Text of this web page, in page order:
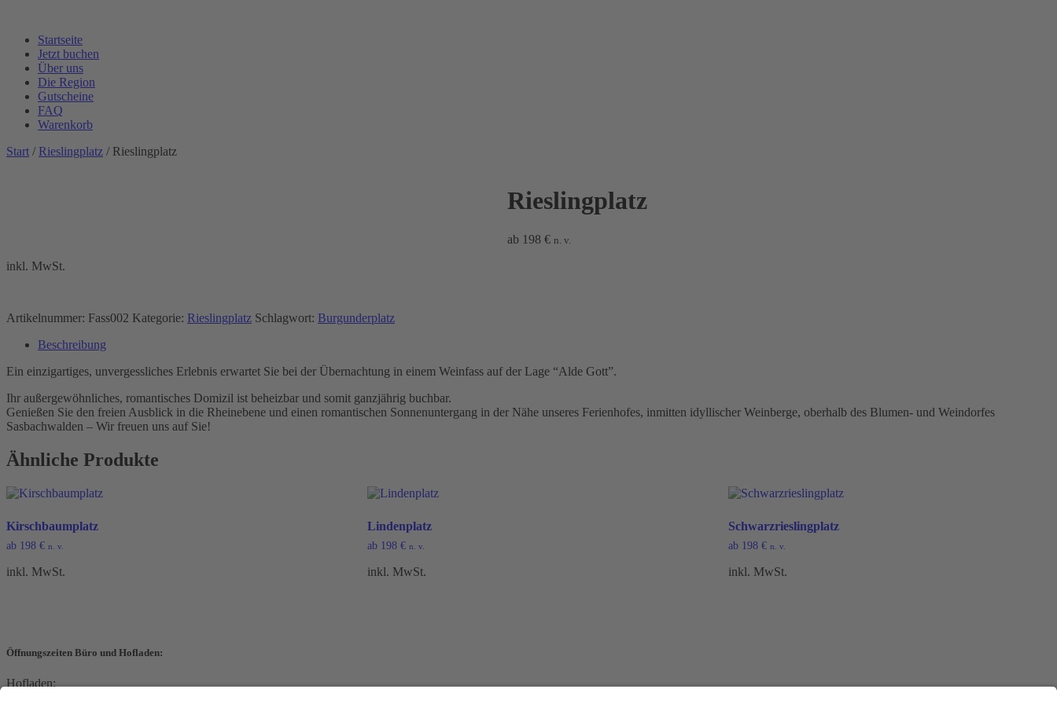
Startseite
Jetzt buchen
Über uns
Die Region
Gutscheine
FAQ
Warenkorb
Start / Rieslingplatz / Rieslingplatz
Rieslingplatz
ab 198€ n. v.
inkl. MwSt.
Artikelnummer: Fass002 Kategorie: Rieslingplatz Schlagwort: Burgunderplatz
Beschreibung
Ein einzigartiges, unvergessliches Erlebnis erwartet Sie bei der Übernachtung in einem Weinfass auf der Lage “Alde Gott”.
Ihr außergewöhnliches, romantisches Domizil ist beheizbar und somit ganzjährig buchbar.
Genießen Sie den freien Ausblick in die Rheinebene und einen romantischen Sonnenuntergang in der Nähe unseres Ferienhofes, inmitten idyllischer Weinberge, oberhalb des Blumen- und Weindorfes
Sasbachwalden – Wir freuen uns auf Sie!
Ähnliche Produkte
Kirschbaumplatz
ab 198 € n. v.
inkl. MwSt.
Lindenplatz
ab 198 € n. v.
inkl. MwSt.
Schwarzrieslingplatz
ab 198 € n. v.
inkl. MwSt.
Öffnungszeiten Büro und Hofladen:
Hofladen: